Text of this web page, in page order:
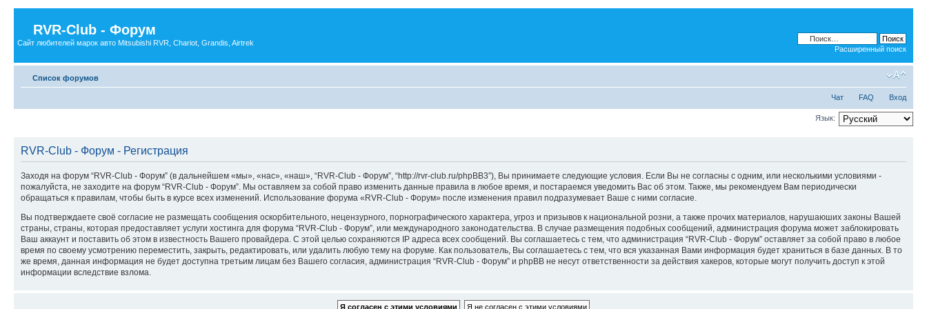
RVR-Club - Форум
Сайт любителей марок авто Mitsubishi RVR, Chariot, Grandis, Airtrek
Расширенный поиск
Список форумов
Чат FAQ Вход
Язык:
RVR-Club - Форум - Регистрация
Заходя на форум “RVR-Club - Форум” (в дальнейшем «мы», «нас», «наш», “RVR-Club - Форум”, “http://rvr-club.ru/phpBB3”), Вы принимаете следующие условия. Если Вы не согласны с одним, или несколькими условиями -
пожалуйста, не заходите на форум “RVR-Club - Форум”. Мы оставляем за собой право изменить данные правила в любое время, и постараемся уведомить Вас об этом. Также, мы рекомендуем Вам периодически
обращаться к правилам, чтобы быть в курсе всех изменений. Использование форума «RVR-Club - Форум» после изменения правил подразумевает Ваше с ними согласие.
Вы подтверждаете своё согласие не размещать сообщения оскорбительного, нецензурного, порнографического характера, угроз и призывов к национальной розни, а также прочих материалов, нарушаюших законы Вашей
страны, страны, которая предоставляет услуги хостинга для форума “RVR-Club - Форум”, или международного законодательства. В случае размещения подобных сообщений, администрация форума может заблокировать
Ваш аккаунт и поставить об этом в известность Вашего провайдера. С этой целью сохраняются IP адреса всех сообщений. Вы соглашаетесь с тем, что администрация “RVR-Club - Форум” оставляет за собой право в любое
время по своему усмотрению переместить, закрыть, редактировать, или удалить любую тему на форуме. Как пользователь, Вы соглашаетесь с тем, что вся указанная Вами информация будет храниться в базе данных. В то
же время, данная информация не будет доступна третьим лицам без Вашего согласия, администрация “RVR-Club - Форум” и phpBB не несут ответственности за действия хакеров, которые могут получить доступ к этой
информации вследствие взлома.